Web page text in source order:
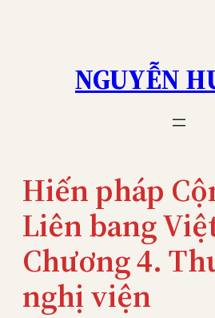
NGUYỄN
Hiến pháp
Liên bang
Chương 4.
nghị viện